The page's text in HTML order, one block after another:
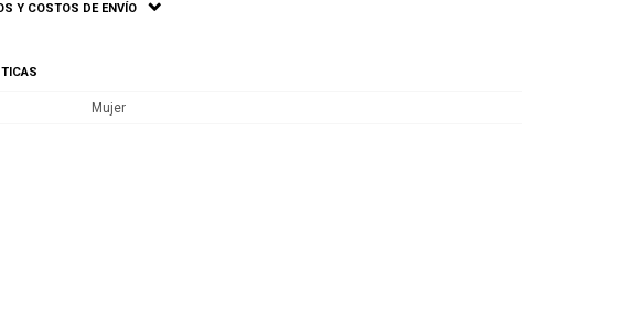
Y COSTOS DE ENVÍO
Mujer